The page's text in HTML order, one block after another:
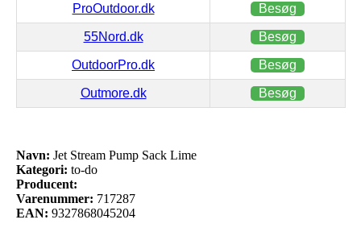
ProOutdoor.dk Besøg
55Nord.dk Besøg
OutdoorPro.dk Besøg
Outmore.dk Besøg
Navn: Jet Stream Pump Sack Lime
Kategori: to-do
Producent:
Varenummer: 717287
EAN: 9327868045204